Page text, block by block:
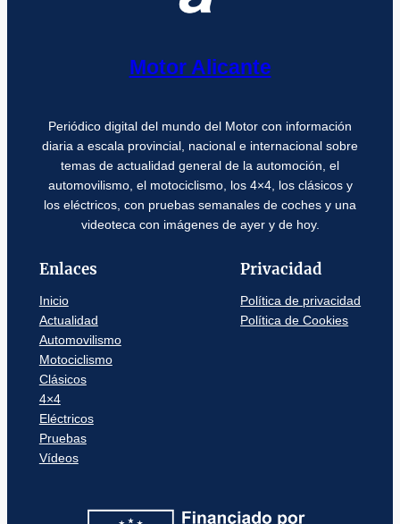
Motor Alicante
Periódico digital del mundo del Motor con información
diaria a escala provincial, nacional e internacional sobre
temas de actualidad general de la automoción, el
automovilismo, el motociclismo, los 4×4, los clásicos y
los eléctricos, con pruebas semanales de coches y una
videoteca con imágenes de ayer y de hoy.
Enlaces
Inicio
Actualidad
Automovilismo
Motociclismo
Clásicos
4×4
Eléctricos
Pruebas
Vídeos
Privacidad
Política de privacidad
Política de Cookies